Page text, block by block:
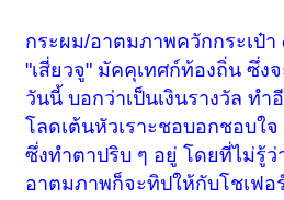
กระผม/อาตมภาพควักกระเป๋
"เสี่ยวจู" มัคคุเทศก์ท้องถิ่น ซึ่ง
วันนี้ บอกว่าเป็นเงินรางวัล ท
โลดเต้นหัวเราะชอบอกชอบใ
ซึ่งทำตาปริบ ๆ อยู่ โดยที่ไม่รู้ว่
อาตมภาพก็จะทิปให้กับโชเฟอ